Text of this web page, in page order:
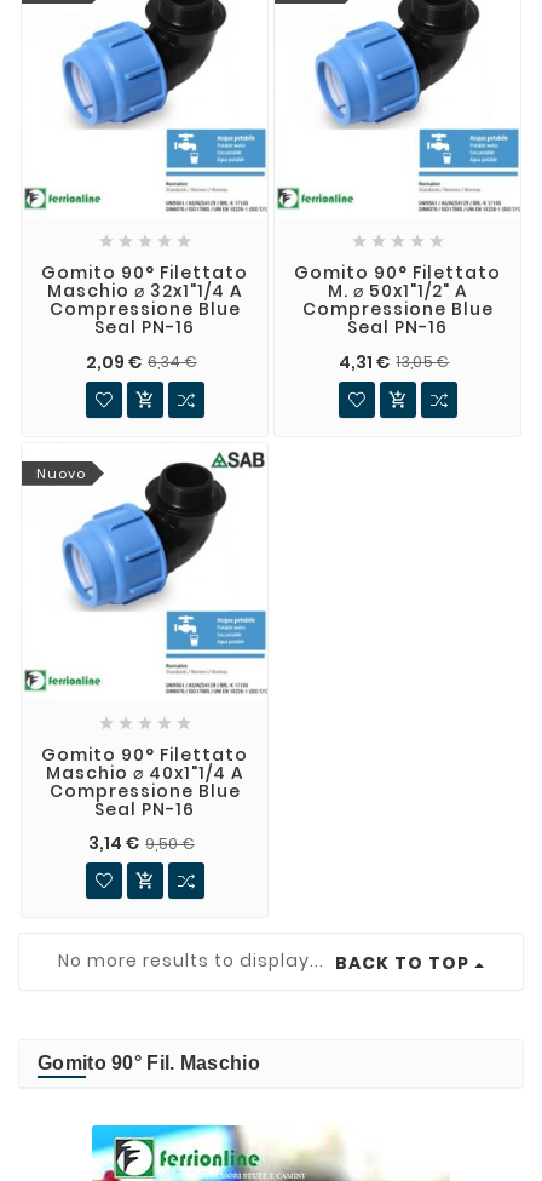
    
Gomito 90° Filettato
Maschio ⌀ 32x1"1/4 A
Compressione Blue
Seal PN-16
2,09 € 6,34 €

    
Gomito 90° Filettato
M. ⌀ 50x1"1/2" A
Compressione Blue
Seal PN-16
4,31 € 13,05 €

Nuovo
    
Gomito 90° Filettato
Maschio ⌀ 40x1"1/4 A
Compressione Blue
Seal PN-16
3,14 € 9,50 €

No more results to display... BACK TO TOP
Gomito 90° Fil. Maschio